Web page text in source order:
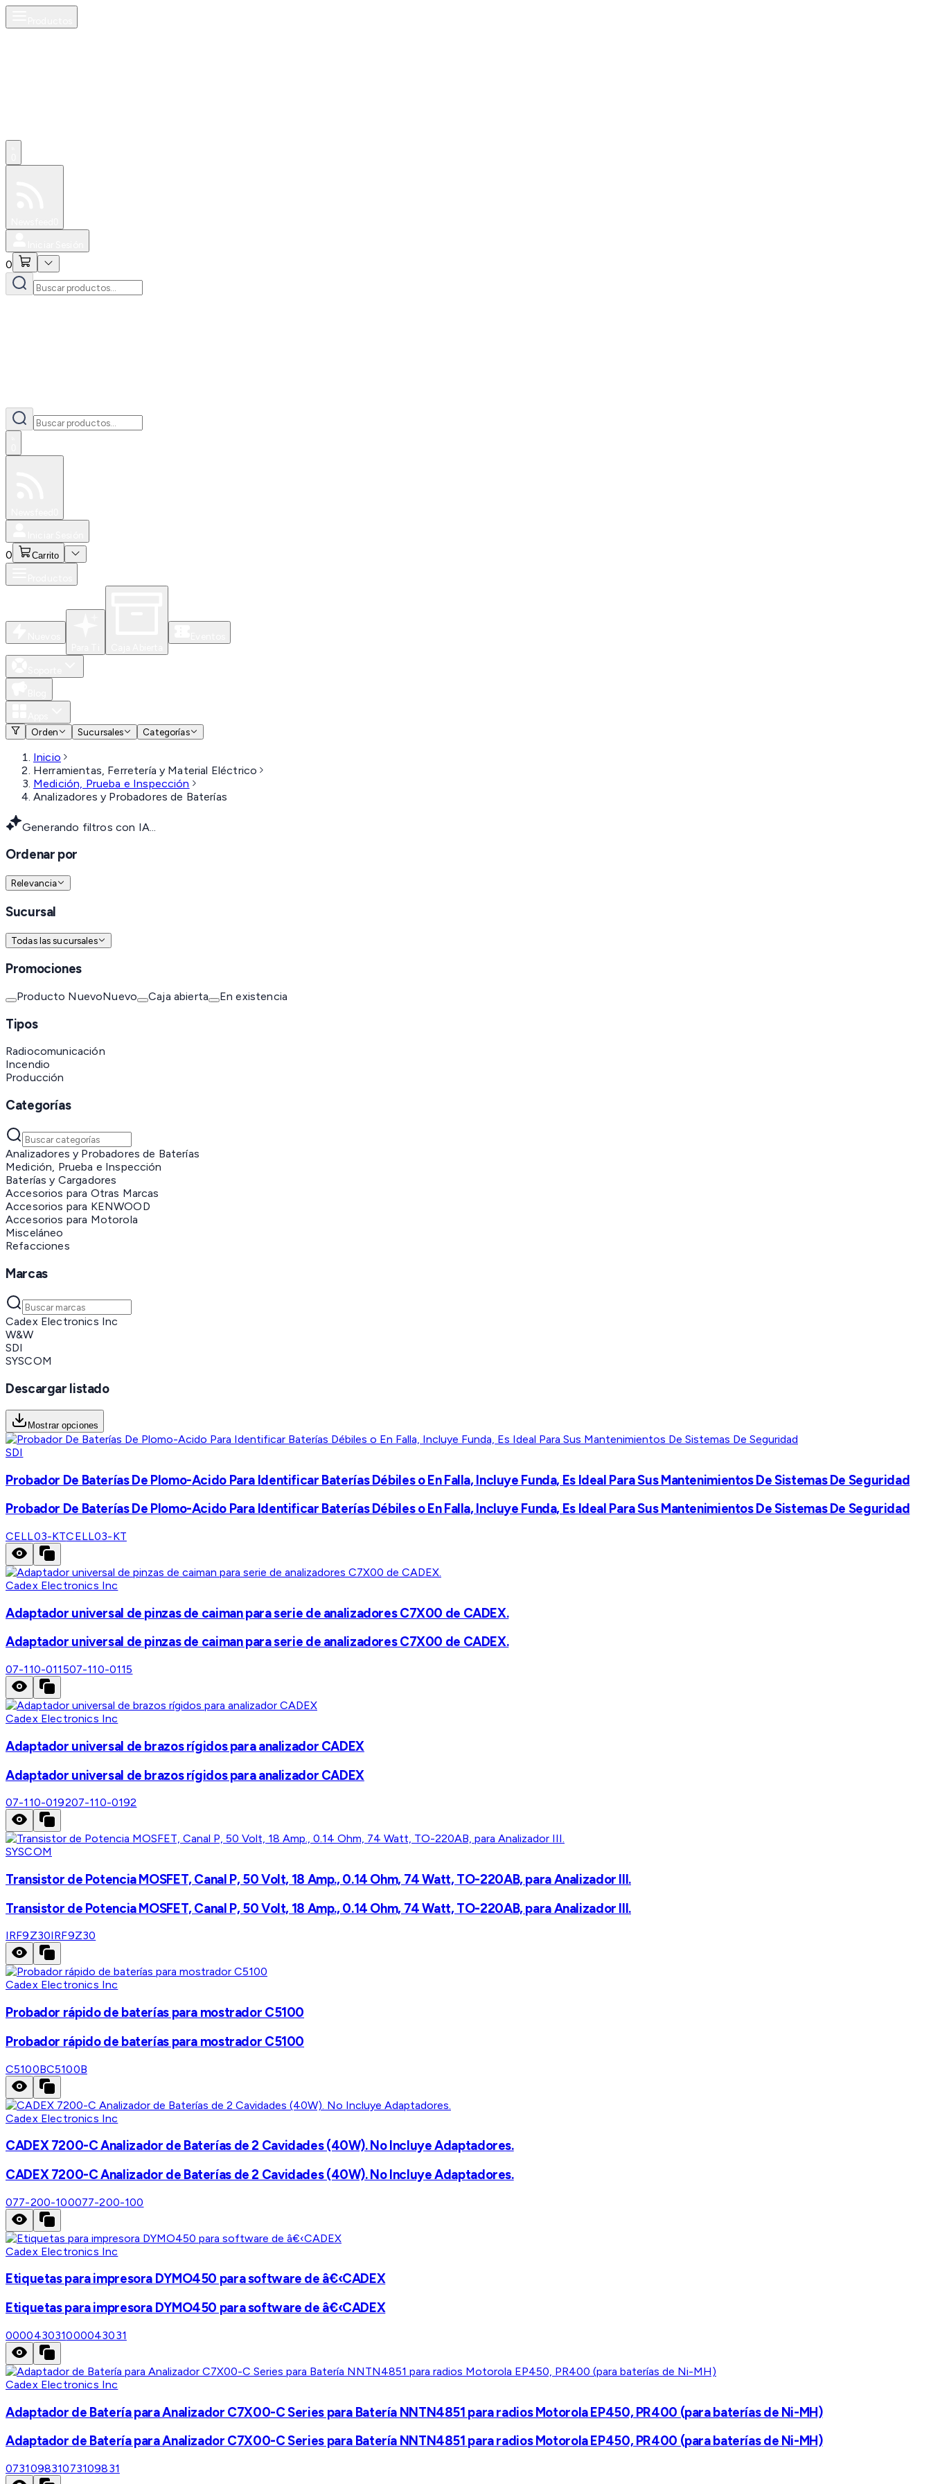
0
0 Carrito
Orden
Sucursales Categorías
Inicio
Herramientas, Ferretería y Material Eléctrico
Medición, Prueba e Inspección
Analizadores y Probadores de Baterías
Generando filtros con IA...
Ordenar por
Relevancia
Sucursal
Todas las sucursales
Promociones
Producto NuevoNuevo Caja abierta En existencia
Tipos
Radiocomunicación
Incendio
Producción
Categorías
Analizadores y Probadores de Baterías
Medición, Prueba e Inspección
Baterías y Cargadores
Accesorios para Otras Marcas
Accesorios para KENWOOD
Accesorios para Motorola
Misceláneo
Refacciones
Marcas
Cadex Electronics Inc
W&W
SDI
SYSCOM
Descargar listado
Mostrar opciones
SDI
Probador De Baterías De Plomo-Acido Para Identificar Baterías Débiles o En Falla, Incluye Funda, Es Ideal Para Sus Mantenimientos De Sistemas De Seguridad
Probador De Baterías De Plomo-Acido Para Identificar Baterías Débiles o En Falla, Incluye Funda, Es Ideal Para Sus Mantenimientos De Sistemas De Seguridad
CELL03-KTCELL03-KT
Cadex Electronics Inc
Adaptador universal de pinzas de caiman para serie de analizadores C7X00 de CADEX.
Adaptador universal de pinzas de caiman para serie de analizadores C7X00 de CADEX.
07-110-011507-110-0115
Cadex Electronics Inc
Adaptador universal de brazos rígidos para analizador CADEX
Adaptador universal de brazos rígidos para analizador CADEX
07-110-019207-110-0192
SYSCOM
Transistor de Potencia MOSFET, Canal P, 50 Volt, 18 Amp., 0.14 Ohm, 74 Watt, TO-220AB, para Analizador III.
Transistor de Potencia MOSFET, Canal P, 50 Volt, 18 Amp., 0.14 Ohm, 74 Watt, TO-220AB, para Analizador III.
IRF9Z30IRF9Z30
Cadex Electronics Inc
Probador rápido de baterías para mostrador C5100
Probador rápido de baterías para mostrador C5100
C5100BC5100B
Cadex Electronics Inc
CADEX 7200-C Analizador de Baterías de 2 Cavidades (40W). No Incluye Adaptadores.
CADEX 7200-C Analizador de Baterías de 2 Cavidades (40W). No Incluye Adaptadores.
077-200-100077-200-100
Cadex Electronics Inc
Etiquetas para impresora DYMO450 para software de â€‹CADEX
Etiquetas para impresora DYMO450 para software de â€‹CADEX
000043031000043031
Cadex Electronics Inc
Adaptador de Batería para Analizador C7X00-C Series para Batería NNTN4851 para radios Motorola EP450, PR400 (para baterías de Ni-MH)
Adaptador de Batería para Analizador C7X00-C Series para Batería NNTN4851 para radios Motorola EP450, PR400 (para baterías de Ni-MH)
073109831073109831